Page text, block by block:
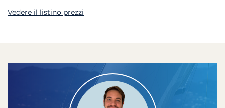
Vedere il listino prezzi